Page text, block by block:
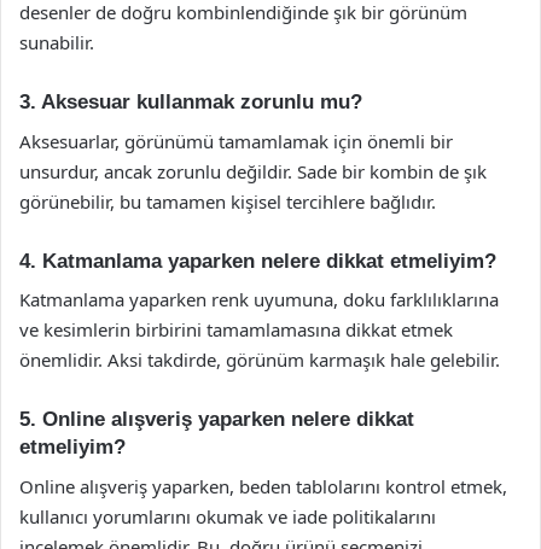
desenler de doğru kombinlendiğinde şık bir görünüm
sunabilir.
3. Aksesuar kullanmak zorunlu mu?
Aksesuarlar, görünümü tamamlamak için önemli bir
unsurdur, ancak zorunlu değildir. Sade bir kombin de şık
görünebilir, bu tamamen kişisel tercihlere bağlıdır.
4. Katmanlama yaparken nelere dikkat etmeliyim?
Katmanlama yaparken renk uyumuna, doku farklılıklarına
ve kesimlerin birbirini tamamlamasına dikkat etmek
önemlidir. Aksi takdirde, görünüm karmaşık hale gelebilir.
5. Online alışveriş yaparken nelere dikkat
etmeliyim?
Online alışveriş yaparken, beden tablolarını kontrol etmek,
kullanıcı yorumlarını okumak ve iade politikalarını